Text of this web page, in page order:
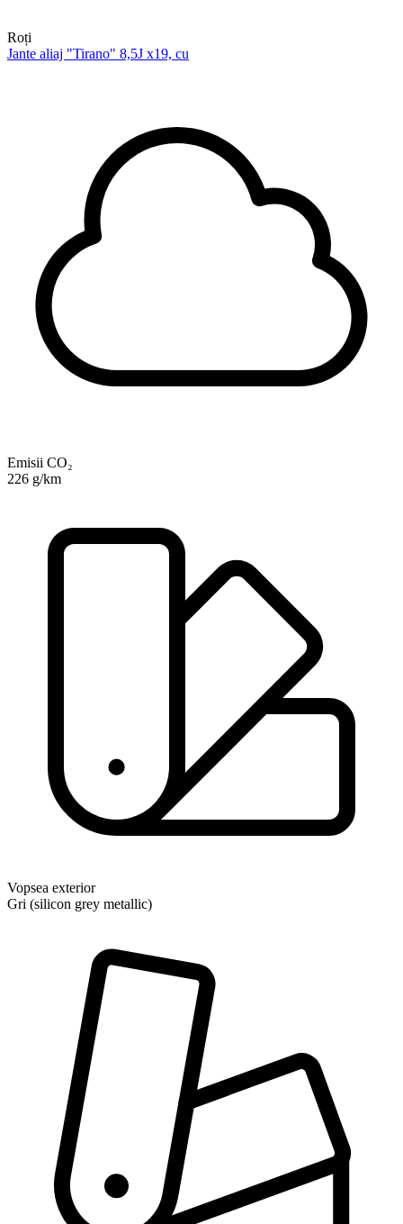
Roți
Jante aliaj "Tirano" 8,5J x19, cu
Emisii CO₂
226 g/km
Vopsea exterior
Gri (silicon grey metallic)